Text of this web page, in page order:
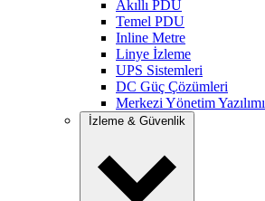
Akıllı PDU
Temel PDU
Inline Metre
Linye İzleme
UPS Sistemleri
DC Güç Çözümleri
Merkezi Yönetim Yazılımı
İzleme & Güvenlik